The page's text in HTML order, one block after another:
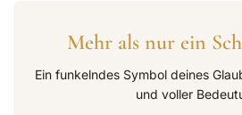
Mehr als nur ein
Ein funkelndes Symbol deines
und voller